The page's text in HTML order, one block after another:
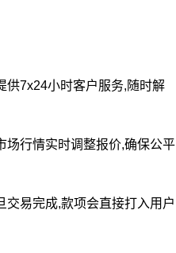
供7x24小时客户服务,随时解
场行情实时调整报价,确保公平
易完成,款项会直接打入用户